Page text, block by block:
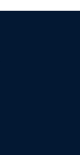
και γυμναστήριο
κουζίνα
στο τέλος
καθημερινά